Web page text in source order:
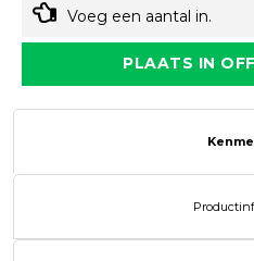
Voeg een aantal in.
PLAATS IN